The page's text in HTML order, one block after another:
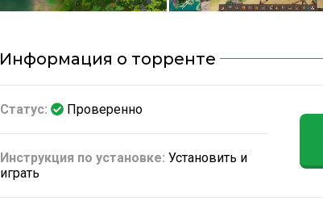
Информация о торренте
Статус: Проверенно
Инструкция по установке: Установить и
играть